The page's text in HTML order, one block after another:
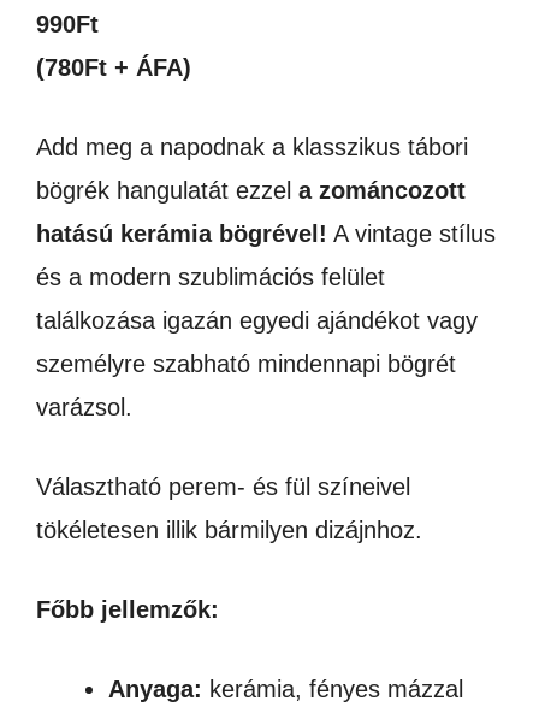
990Ft
(780Ft + ÁFA)
Add meg a napodnak a klasszikus tábori
bögrék hangulatát ezzel a zománcozott
hatású kerámia bögrével! A vintage stílus
és a modern szublimációs felület
találkozása igazán egyedi ajándékot vagy
személyre szabható mindennapi bögrét
varázsol.
Választható perem- és fül színeivel
tökéletesen illik bármilyen dizájnhoz.
Főbb jellemzők:
Anyaga: kerámia, fényes mázzal